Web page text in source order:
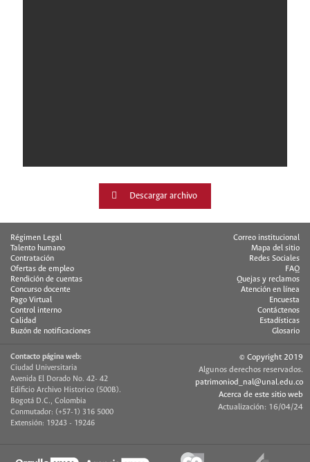
Descargar archivo
Régimen Legal
Talento humano
Contratación
Ofertas de empleo
Rendición de cuentas
Concurso docente
Pago Virtual
Control interno
Calidad
Buzón de notificaciones
Correo institucional
Mapa del sitio
Redes Sociales
FAQ
Quejas y reclamos
Atención en línea
Encuesta
Contáctenos
Estadísticas
Glosario
Contacto página web:
Ciudad Universitaria
Avenida El Dorado No. 42- 42
Edificio Archivo Historico (500B).
Bogotá D.C., Colombia
Conmutador: (+57-1) 316 5000
Extensión: 19243 - 19246
© Copyright 2019
Algunos derechos reservados.
patrimoniod_nal@unal.edu.co
Acerca de este sitio web
Actualización: 16/04/24